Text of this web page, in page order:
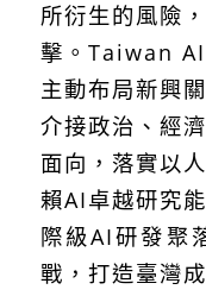
所衍生的風險
擊。Taiwan
主動布局新興
介接政治、經
面向，落實以
賴AI卓越研究
際級AI研發聚
戰，打造臺灣